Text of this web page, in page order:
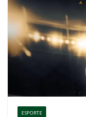
ESPORTE